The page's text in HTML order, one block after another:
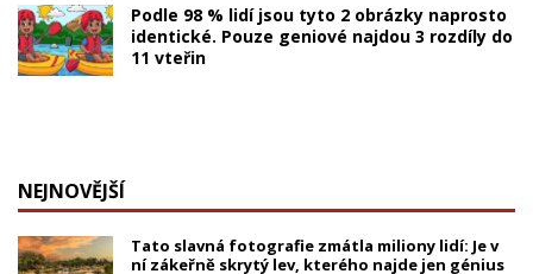
Podle 98 % lidí jsou tyto 2 obrázky naprosto
identické. Pouze geniové najdou 3 rozdíly do
11 vteřin
NEJNOVĚJŠÍ
Tato slavná fotografie zmátla miliony lidí: Je v
ní zákeřně skrytý lev, kterého najde jen génius